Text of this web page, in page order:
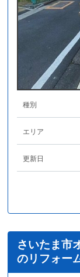
種別
エリア
更新日
さいたま市
のリフォー